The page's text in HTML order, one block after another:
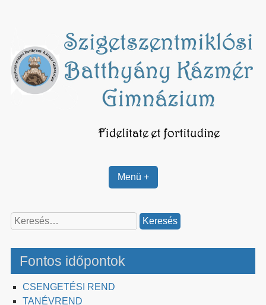
Menü +
Keresés:
Fontos időpontok
CSENGETÉSI REND
TANÉVREND